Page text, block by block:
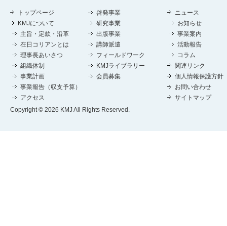
トップページ
KMJについて
主旨・定款・沿革
在日コリアンとは
理事長あいさつ
組織体制
事業計画
事業報告（収支予算）
アクセス
啓発事業
研究事業
出版事業
講師派遣
フィールドワーク
KMJライブラリー
会員募集
ニュース
お知らせ
事業案内
活動報告
コラム
関連リンク
個人情報保護方針
お問い合わせ
サイトマップ
Copyright © 2026 KMJ All Rights Reserved.